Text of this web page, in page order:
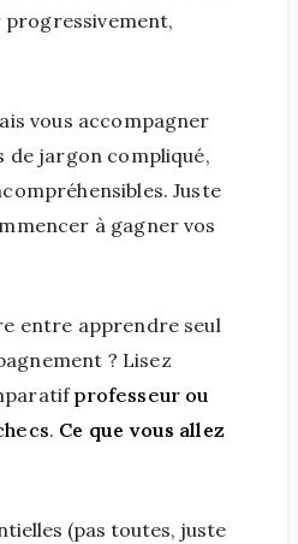
progressivement,
vous accompagner
de jargon compliqué,
Juste
à gagner vos
entre apprendre seul
? Lisez
professeur ou
. Ce que vous allez
(pas toutes, juste